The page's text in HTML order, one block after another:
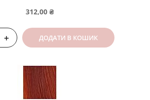
312,00 ₴
+ ДОДАТИ В КОШИК